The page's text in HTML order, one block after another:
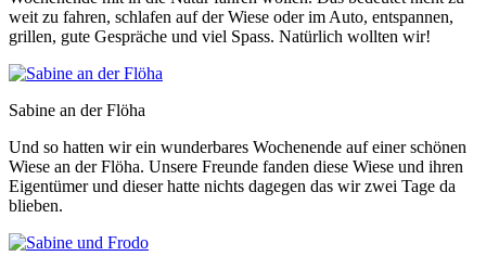
weit zu fahren, schlafen auf der Wiese oder im Auto, entspannen,
grillen, gute Gespräche und viel Spass. Natürlich wollten wir!
Sabine an der Flöha
Und so hatten wir ein wunderbares Wochenende auf einer schönen
Wiese an der Flöha. Unsere Freunde fanden diese Wiese und ihren
Eigentümer und dieser hatte nichts dagegen das wir zwei Tage da
blieben.